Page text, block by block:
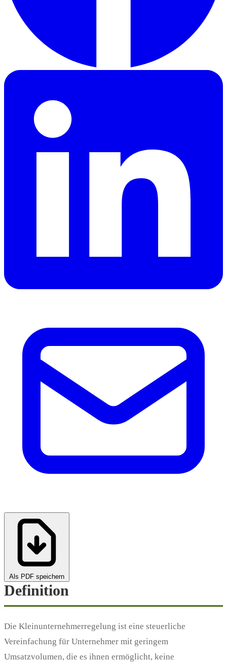
Als PDF speichern
Definition
Die Kleinunternehmerregelung ist eine steuerliche
Vereinfachung für Unternehmer mit geringem
Umsatzvolumen, die es ihnen ermöglicht, keine